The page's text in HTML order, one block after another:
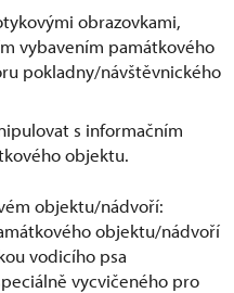
obrazovkami,
vybavením památkového
pokladny/návštěvnického
s informačním
objektu.
objektu/nádvoří:
objektu/nádvoří
vodicího psa
vycvičeného pro